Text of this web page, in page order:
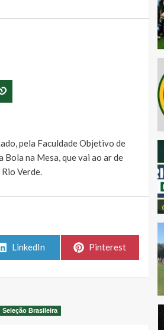
pela Faculdade Objetivo de
na Mesa, que vai ao ar de
Verde.
Share
LinkedIn
Share
Pinterest
Seleção Brasileira